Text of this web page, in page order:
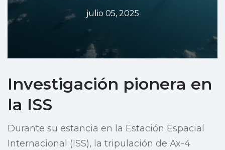
julio 05, 2025
Investigación pionera en
la ISS
Durante su estancia en la Estación Espacial
Internacional (ISS), la tripulación de Ax-4